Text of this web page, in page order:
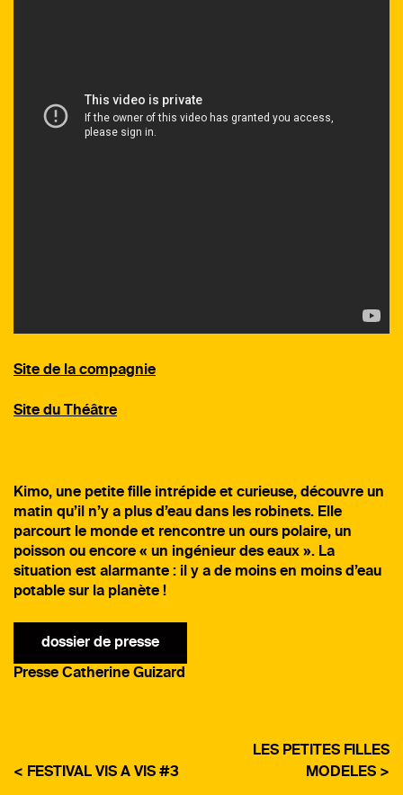
Site de la compagnie
Site du Théâtre
Kimo, une petite fille intrépide et curieuse, découvre un
matin qu’il n’y a plus d’eau dans les robinets. Elle
parcourt le monde et rencontre un ours polaire, un
poisson ou encore « un ingénieur des eaux ». La
situation est alarmante : il y a de moins en moins d’eau
potable sur la planète !
dossier de presse
Presse Catherine Guizard
< FESTIVAL VIS A VIS #3
LES PETITES FILLES
MODELES >